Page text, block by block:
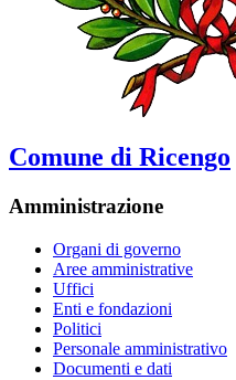
Comune di Ricengo
Amministrazione
Organi di governo
Aree amministrative
Uffici
Enti e fondazioni
Politici
Personale amministrativo
Documenti e dati